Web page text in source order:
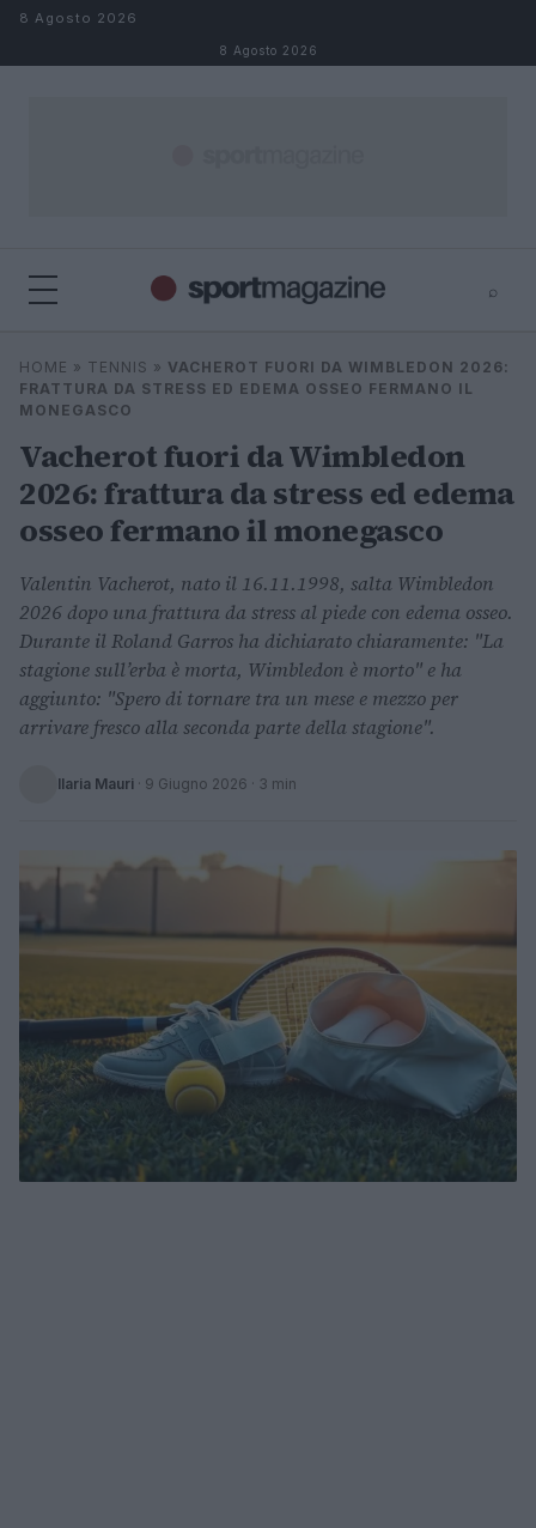
Salta al contenuto
8 Agosto 2026
8 Agosto 2026
⌕
Cerca
⌕ ×
HOME » TENNIS » VACHEROT FUORI DA WIMBLEDON 2026:
FRATTURA DA STRESS ED EDEMA OSSEO FERMANO IL
MONEGASCO
Vacherot fuori da Wimbledon
2026: frattura da stress ed edema
osseo fermano il monegasco
Valentin Vacherot, nato il 16.11.1998, salta Wimbledon
2026 dopo una frattura da stress al piede con edema osseo.
Durante il Roland Garros ha dichiarato chiaramente: "La
stagione sull’erba è morta, Wimbledon è morto" e ha
aggiunto: "Spero di tornare tra un mese e mezzo per
arrivare fresco alla seconda parte della stagione".
Ilaria Mauri · 9 Giugno 2026 · 3 min